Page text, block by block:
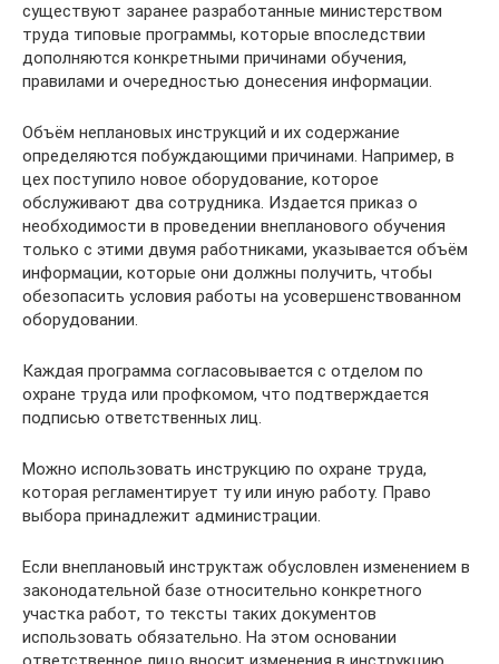
существуют заранее разработанные министерством
труда типовые программы, которые впоследствии
дополняются конкретными причинами обучения,
правилами и очередностью донесения информации.
Объём неплановых инструкций и их содержание
определяются побуждающими причинами. Например, в
цех поступило новое оборудование, которое
обслуживают два сотрудника. Издается приказ о
необходимости в проведении внепланового обучения
только с этими двумя работниками, указывается объём
информации, которые они должны получить, чтобы
обезопасить условия работы на усовершенствованном
оборудовании.
Каждая программа согласовывается с отделом по
охране труда или профкомом, что подтверждается
подписью ответственных лиц.
Можно использовать инструкцию по охране труда,
которая регламентирует ту или иную работу. Право
выбора принадлежит администрации.
Если внеплановый инструктаж обусловлен изменением в
законодательной базе относительно конкретного
участка работ, то тексты таких документов
использовать обязательно. На этом основании